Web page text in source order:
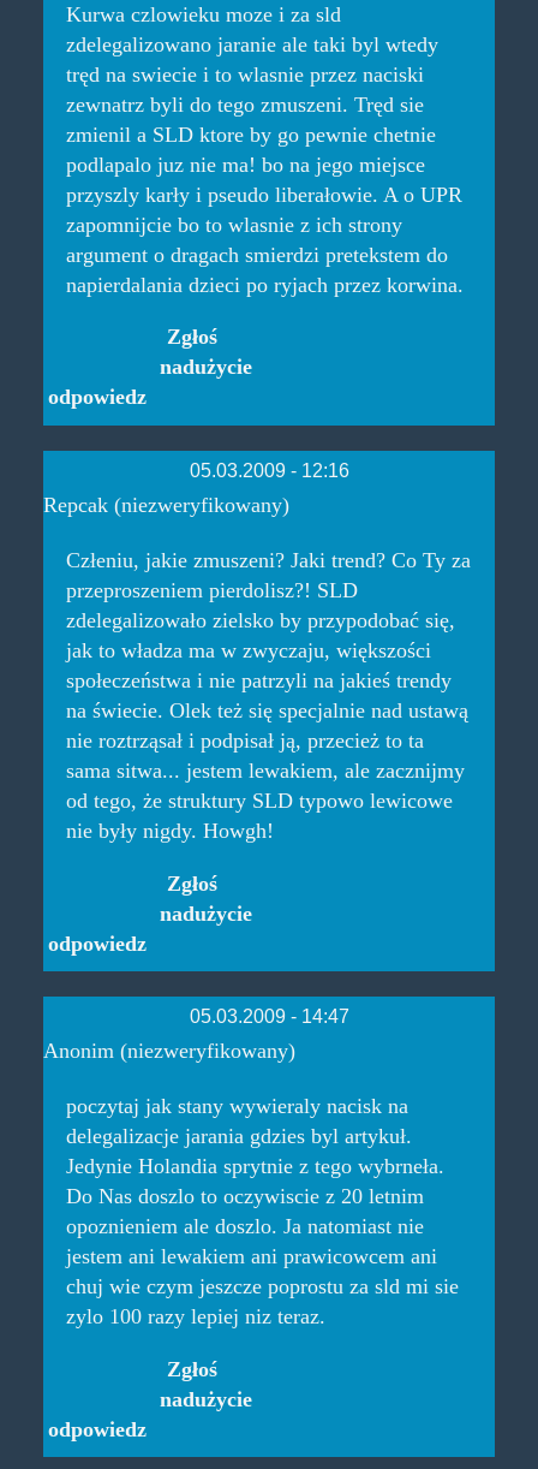
Kurwa czlowieku moze i za sld
zdelegalizowano jaranie ale taki byl wtedy
tręd na swiecie i to wlasnie przez naciski
zewnatrz byli do tego zmuszeni. Tręd sie
zmienil a SLD ktore by go pewnie chetnie
podlapalo juz nie ma! bo na jego miejsce
przyszly karły i pseudo liberałowie. A o UPR
zapomnijcie bo to wlasnie z ich strony
argument o dragach smierdzi pretekstem do
napierdalania dzieci po ryjach przez korwina.
odpowiedz
Zgłoś
nadużycie
05.03.2009 - 12:16
Repcak (niezweryfikowany)
Człeniu, jakie zmuszeni? Jaki trend? Co Ty za
przeproszeniem pierdolisz?! SLD
zdelegalizowało zielsko by przypodobać się,
jak to władza ma w zwyczaju, większości
społeczeństwa i nie patrzyli na jakieś trendy
na świecie. Olek też się specjalnie nad ustawą
nie roztrząsał i podpisał ją, przecież to ta
sama sitwa... jestem lewakiem, ale zacznijmy
od tego, że struktury SLD typowo lewicowe
nie były nigdy. Howgh!
odpowiedz
Zgłoś
nadużycie
05.03.2009 - 14:47
Anonim (niezweryfikowany)
poczytaj jak stany wywieraly nacisk na
delegalizacje jarania gdzies byl artykuł.
Jedynie Holandia sprytnie z tego wybrneła.
Do Nas doszlo to oczywiscie z 20 letnim
opoznieniem ale doszlo. Ja natomiast nie
jestem ani lewakiem ani prawicowcem ani
chuj wie czym jeszcze poprostu za sld mi sie
zylo 100 razy lepiej niz teraz.
odpowiedz
Zgłoś
nadużycie